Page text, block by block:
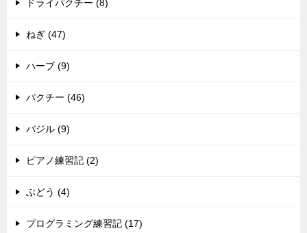
ドライパクチー (8)
ねぎ (47)
ハーブ (9)
パクチー (46)
バジル (9)
ピアノ練習記 (2)
ぶどう (4)
プログラミング練習記 (17)